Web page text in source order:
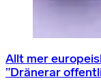
Allt mer
”Dränerar